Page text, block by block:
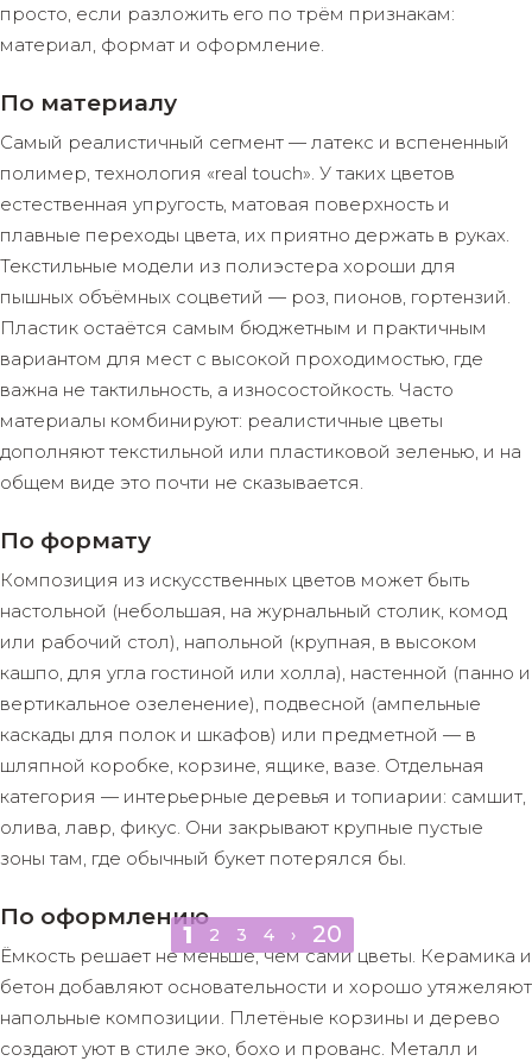
1 2 3 4 › 20
просто, если разложить его по трём признакам:
материал, формат и оформление.
По материалу
Самый реалистичный сегмент — латекс и вспененный
полимер, технология «real touch». У таких цветов
естественная упругость, матовая поверхность и
плавные переходы цвета, их приятно держать в руках.
Текстильные модели из полиэстера хороши для
пышных объёмных соцветий — роз, пионов, гортензий.
Пластик остаётся самым бюджетным и практичным
вариантом для мест с высокой проходимостью, где
важна не тактильность, а износостойкость. Часто
материалы комбинируют: реалистичные цветы
дополняют текстильной или пластиковой зеленью, и на
общем виде это почти не сказывается.
По формату
Композиция из искусственных цветов может быть
настольной (небольшая, на журнальный столик, комод
или рабочий стол), напольной (крупная, в высоком
кашпо, для угла гостиной или холла), настенной (панно и
вертикальное озеленение), подвесной (ампельные
каскады для полок и шкафов) или предметной — в
шляпной коробке, корзине, ящике, вазе. Отдельная
категория — интерьерные деревья и топиарии: самшит,
олива, лавр, фикус. Они закрывают крупные пустые
зоны там, где обычный букет потерялся бы.
По оформлению
Ёмкость решает не меньше, чем сами цветы. Керамика и
бетон добавляют основательности и хорошо утяжеляют
напольные композиции. Плетёные корзины и дерево
создают уют в стиле эко, бохо и прованс. Металл и